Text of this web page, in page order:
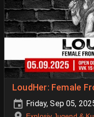
LoudHer: Female
Friday, Sep 05,